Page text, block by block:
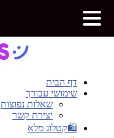
דף הבית
שימושי עבורך
שאלות נפוצות
יצירת קשר
🛍קטלוג מלא